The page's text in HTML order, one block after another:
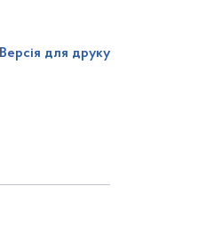
Версія для друку